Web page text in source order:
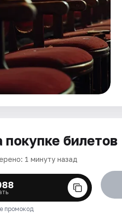
билетов
1 минуту назад
промокод